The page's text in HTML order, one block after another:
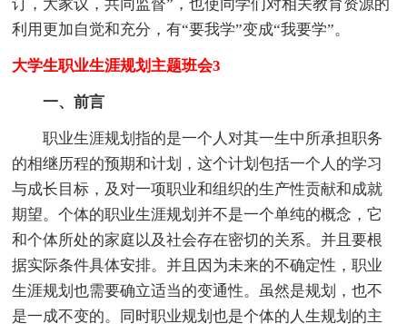
订，大家议，共同监督”，也使同学们对相关教育资源的
利用更加自觉和充分，有“要我学”变成“我要学”。
大学生职业生涯规划主题班会3
一、前言
职业生涯规划指的是一个人对其一生中所承担职务
的相继历程的预期和计划，这个计划包括一个人的学习
与成长目标，及对一项职业和组织的生产性贡献和成就
期望。个体的职业生涯规划并不是一个单纯的概念，它
和个体所处的家庭以及社会存在密切的关系。并且要根
据实际条件具体安排。并且因为未来的不确定性，职业
生涯规划也需要确立适当的变通性。虽然是规划，也不
是一成不变的。同时职业规划也是个体的人生规划的主